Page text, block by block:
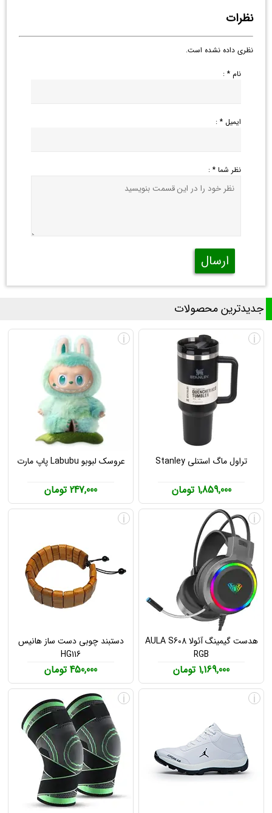
نظرات
نظری داده نشده است.
نام * :
ایمیل * :
نظر شما * :
ارسال
جدیدترین محصولات
تراول ماگ استنلی Stanley
1,859,000 تومان
i
عروسک لبوبو Labubu پاپ مارت
247,000 تومان
i
هدست گیمینگ آئولا AULA S608
RGB
1,169,000 تومان
i
دستبند چوبی دست ساز هانیس
HG116
450,000 تومان
i
i
i